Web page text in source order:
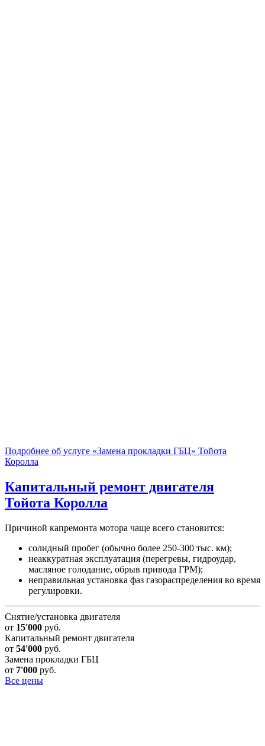
Подробнее об услуге «Замена прокладки ГБЦ» Тойота
Королла
Капитальный ремонт двигателя
Тойота Королла
Причиной капремонта мотора чаще всего становится:
солидный пробег (обычно более 250-300 тыс. км);
неаккуратная эксплуатация (перегревы, гидроудар,
масляное голодание, обрыв привода ГРМ);
неправильная установка фаз газораспределения во время
регулировки.
Снятие/установка двигателя
от 15'000 руб.
Капитальный ремонт двигателя
от 54'000 руб.
Замена прокладки ГБЦ
от 7'000 руб.
Все цены